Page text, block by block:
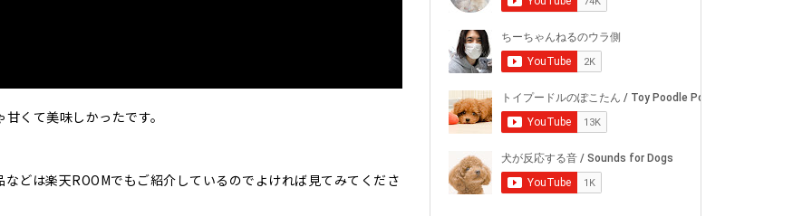
くて美味しかったです。
どは楽天ROOMでもご紹介しているのでよければ見てみてくださ